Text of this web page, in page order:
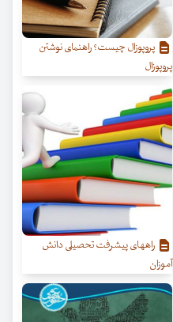
پروپوزال چیست؟ راهنمای نوشتن
پروپوزال
راههای پیشرفت تحصیلی دانش
آموزان